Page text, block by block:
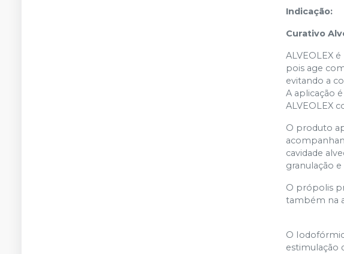
Indicação:
Curativo
ALVEOLEX
pois age
evitando a
A aplicação
ALVEOLEX
O produto
cavidade
granulação
O própolis
também na
O
estimulação